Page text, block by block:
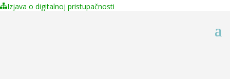
Izjava o digitalnoj pristupačnosti